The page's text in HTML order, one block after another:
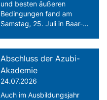
und besten äußeren
Bedingungen fand am
Samstag, 25. Juli in Baar-
Abschluss der Azubi-
Akademie
24.07.2026
Auch im Ausbildungsjahr